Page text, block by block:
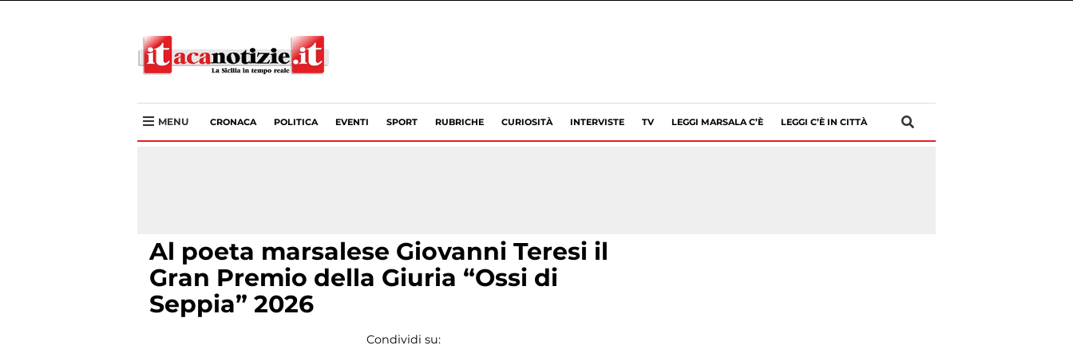
MENU CRONACA POLITICA EVENTI SPORT RUBRICHE CURIOSITÀ INTERVISTE TV LEGGI MARSALA C’È LEGGI C’È IN CITTÀ
Al poeta marsalese Giovanni Teresi il
Gran Premio della Giuria “Ossi di
Seppia” 2026
Condividi su: